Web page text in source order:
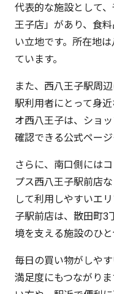
代表的な施設として
王子店」があり、食
い立地です。所在地
ています。
また、西八王子駅周
駅利用者にとって身
オ西八王子は、ショ
確認できる公式ページ
さらに、南口側には
プス西八王子駅前店
して利用しやすいエ
子駅前店は、散田町3
境を支える施設のひと
毎日の買い物がしや
満足度にもつながり